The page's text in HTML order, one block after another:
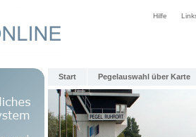
Hilfe
Start Pegelauswahl über Karte